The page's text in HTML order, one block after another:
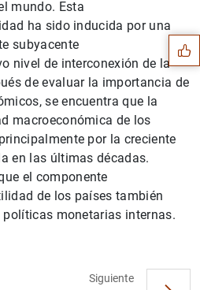
mundo. Esta
ha sido inducida por una
subyacente
nivel de interconexión de la
de evaluar la importancia de
se encuentra que la
macroeconómica de los
por la creciente
en las últimas décadas.
el componente
de los países también
monetarias internas.
Siguiente
1